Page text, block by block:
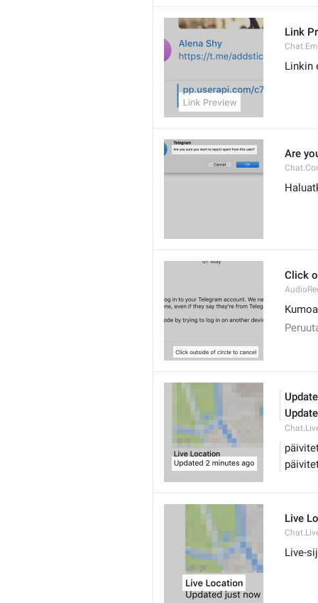
Link
Linkin
Are
Click
Live
Live-